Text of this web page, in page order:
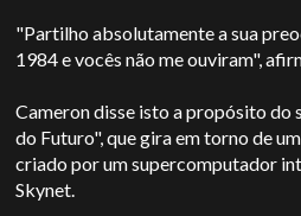
"Partilho absolutamente a sua
1984 e vocês não me ouviram",
Cameron disse isto a propósito
do Futuro", que gira em torno de
criado por um supercomputador
Skynet.